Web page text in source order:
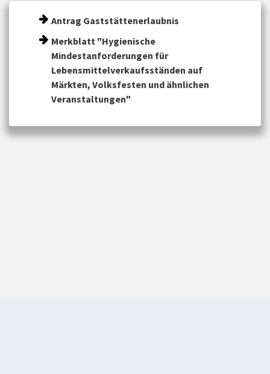
Antrag Gaststättenerlaubnis
Merkblatt "Hygienische
Mindestanforderungen für
Lebensmittelverkaufsständen auf
Märkten, Volksfesten und ähnlichen
Veranstaltungen"